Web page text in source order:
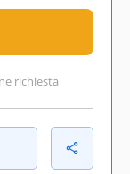
richiesta